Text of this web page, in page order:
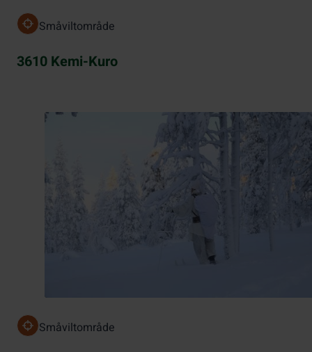
Småviltområde
3610 Kemi-Kuro
Småviltområde